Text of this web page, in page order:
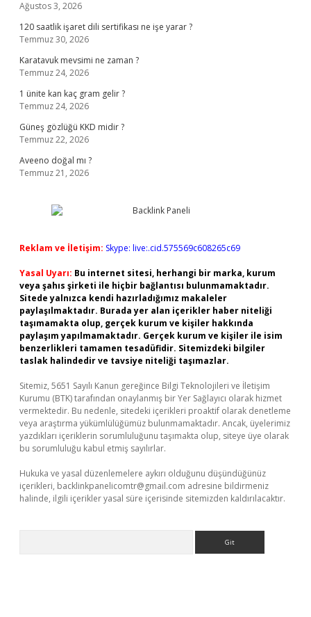
Ağustos 3, 2026
120 saatlik işaret dili sertifikası ne işe yarar ?
Temmuz 30, 2026
Karatavuk mevsimi ne zaman ?
Temmuz 24, 2026
1 ünite kan kaç gram gelir ?
Temmuz 24, 2026
Güneş gözlüğü KKD midir ?
Temmuz 22, 2026
Aveeno doğal mı ?
Temmuz 21, 2026
Reklam ve İletişim: Skype: live:.cid.575569c608265c69
Yasal Uyarı: Bu internet sitesi, herhangi bir marka, kurum
veya şahıs şirketi ile hiçbir bağlantısı bulunmamaktadır.
Sitede yalnızca kendi hazırladığımız makaleler
paylaşılmaktadır. Burada yer alan içerikler haber niteliği
taşımamakta olup, gerçek kurum ve kişiler hakkında
paylaşım yapılmamaktadır. Gerçek kurum ve kişiler ile isim
benzerlikleri tamamen tesadüfidir. Sitemizdeki bilgiler
taslak halindedir ve tavsiye niteliği taşımazlar.
Sitemiz, 5651 Sayılı Kanun gereğince Bilgi Teknolojileri ve İletişim
Kurumu (BTK) tarafından onaylanmış bir Yer Sağlayıcı olarak hizmet
vermektedir. Bu nedenle, sitedeki içerikleri proaktif olarak denetleme
veya araştırma yükümlülüğümüz bulunmamaktadır. Ancak, üyelerimiz
yazdıkları içeriklerin sorumluluğunu taşımakta olup, siteye üye olarak
bu sorumluluğu kabul etmiş sayılırlar.
Hukuka ve yasal düzenlemelere aykırı olduğunu düşündüğünüz
içerikleri, backlinkpanelicomtr@gmail.com adresine bildirmeniz
halinde, ilgili içerikler yasal süre içerisinde sitemizden kaldırılacaktır.